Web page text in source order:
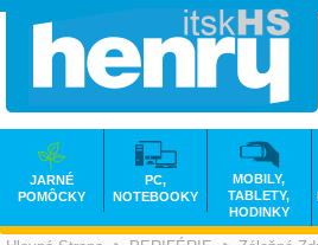
JARNÉ
POMÔCKY
PC,
NOTEBOOKY
MOBILY,
TABLETY,
HODINKY